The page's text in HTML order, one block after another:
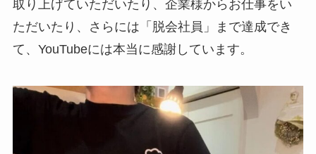
取り上げていただいたり、企業様からお仕事をい
ただいたり、さらには「脱会社員」まで達成でき
て、YouTubeには本当に感謝しています。